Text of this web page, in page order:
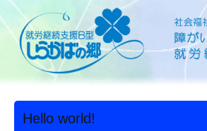
Hello world!